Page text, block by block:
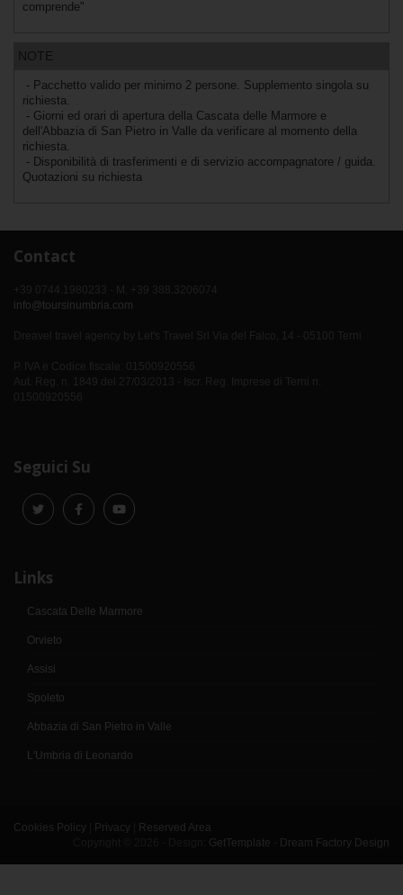
comprende"
NOTE
- Pacchetto valido per minimo 2 persone. Supplemento singola su
richiesta.
- Giorni ed orari di apertura della Cascata delle Marmore e
dell'Abbazia di San Pietro in Valle da verificare al momento della
richiesta.
- Disponibilità di trasferimenti e di servizio accompagnatore / guida.
Quotazioni su richiesta
Contact
info@toursinumbria.com
Seguici Su
Links
Cascata Delle Marmore
Orvieto
Assisi
Spoleto
Abbazia di San Pietro in Valle
L'Umbria di Leonardo
Cookies Policy Privacy
Reserved Area
GetTemplate Dream Factory Design